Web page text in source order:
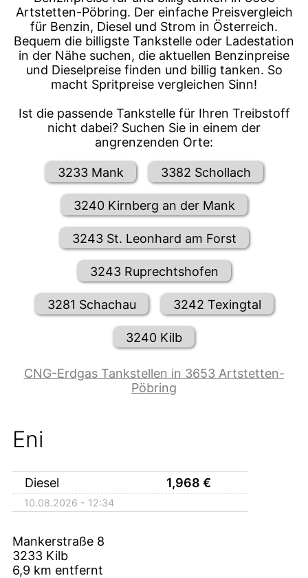
Artstetten-Pöbring. Der einfache Preisvergleich
für Benzin, Diesel und Strom in Österreich.
Bequem die billigste Tankstelle oder Ladestation
in der Nähe suchen, die aktuellen Benzinpreise
und Dieselpreise finden und billig tanken. So
macht Spritpreise vergleichen Sinn!
Ist die passende Tankstelle für Ihren Treibstoff
nicht dabei? Suchen Sie in einem der
angrenzenden Orte:
3233 Mank 3382 Schollach
3240 Kirnberg an der Mank
3243 St. Leonhard am Forst
3243 Ruprechtshofen
3281 Schachau 3242 Texingtal
3240 Kilb
CNG-Erdgas Tankstellen in 3653 Artstetten-
Pöbring
Eni
Diesel 1,968 €
10.08.2026 - 12:34
Mankerstraße 8
3233 Kilb
6,9 km entfernt